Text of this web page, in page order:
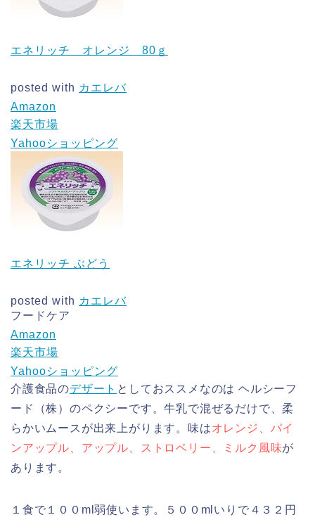
エネリッチ オレンジ 80ｇ
posted with カエレバ
Amazon
楽天市場
Yahooショッピング
エネリッチ ぶどう
posted with カエレバ
フードケア
Amazon
楽天市場
Yahooショッピング
介護食品のデザート としておススメなのは ヘルシーフ
ード（株）のペクシーです。牛乳で混ぜるだけで、柔
らかいムースが出来上がります。味はオレンジ、パイ
ンアップル、アップル、ストロベリー、ミルク風味が
あります。
１食で１００ml弱使います。５００mlいりで４３２円